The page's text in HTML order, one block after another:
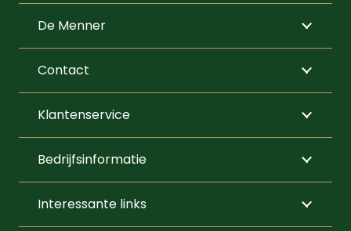
De Menner
Contact
Klantenservice
Bedrijfsinformatie
Interessante links